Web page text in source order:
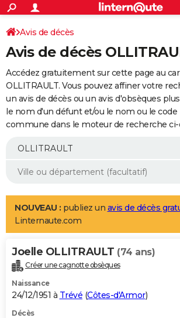
ACTUALITÉS
Politique
Société
Faits Divers
Education
Monde
Villes
+
SPORT
Coupe du monde 2026
Football
Tennis
Cyclisme
Rugby
Forum
Programme TV
TNT
Streaming
Cinéma
Sorties cinéma
Musique
+
FINANCE
Impôts
Immobilier
Risques naturels par ville
Banque
Assurance
Crédit
AUTO
Essais
Réserver un essai
Citadines
Berlines
SUV
Forum auto
+
Mobiles
Meilleur smartphone
Internet
Ordinateurs
Jeux vidéo
Guide high-tech
Aménagement intérieur
LIFESTYLE
Art de vivre
Bien-être
Loisirs
Mode
Modes de vie
Alimentation
Guide de la santé
Maladies
Médicaments
Sommeil
VOYAGE
Destinations
City break
Voyage nature
Voyage de noces
Forum
Climat
+PHOTO
GUIDES D'ACHAT
Avis de décès
Avis de décès
Accédez gratuitement sur cette page au
OLLITRAULT. Vous pouvez affiner votre
un avis de décès ou un avis d'obsèques
le nom d'un défunt et/ou le nom ou le code
commune dans le moteur de recherche ci-
NOUVEAU : publiez un avis de décès
Linternaute.com
Joelle OLLITRAULT (74 ans)
Créer une cagnotte obsèques
Naissance
24/12/1951 à Trévé (Côtes-d'Armor)
Décès